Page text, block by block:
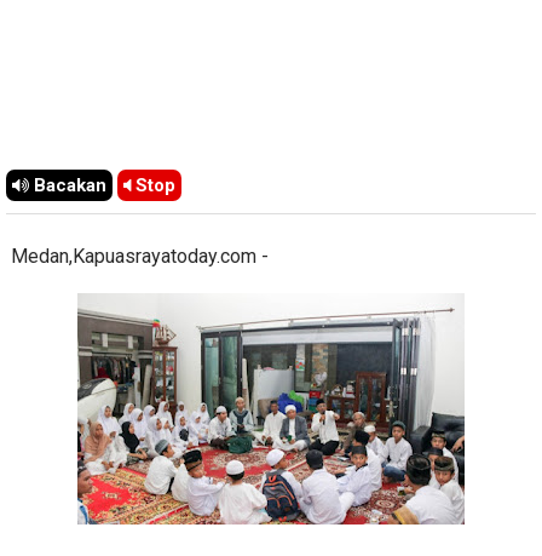
Bacakan Stop
Medan,Kapuasrayatoday.com -